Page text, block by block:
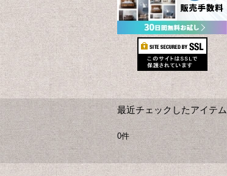
最近チェックしたアイテム
0件